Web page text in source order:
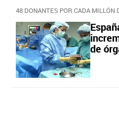
48 DONANTES POR CADA MILLÓN
de